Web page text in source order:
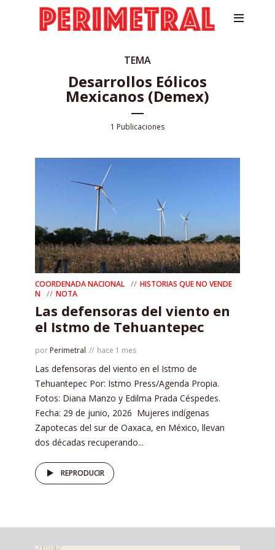
TEMA
Desarrollos Eólicos
Mexicanos (Demex)
1 Publicaciones
COORDENADA NACIONAL
HISTORIAS QUE NO VENDE
N
NOTA
Las defensoras del viento en
el Istmo de Tehuantepec
por Perimetral hace 1 mes
Las defensoras del viento en el Istmo de
Tehuantepec Por: Istmo Press/Agenda Propia.
Fotos: Diana Manzo y Edilma Prada Céspedes.
Fecha: 29 de junio, 2026 Mujeres indígenas
Zapotecas del sur de Oaxaca, en México, llevan
dos décadas recuperando...
REPRODUCIR